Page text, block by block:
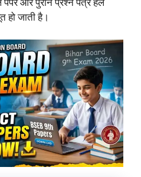
हो जाती है।